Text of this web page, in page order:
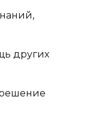
других